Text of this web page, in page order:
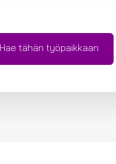
Hae tähän työpaikkaan